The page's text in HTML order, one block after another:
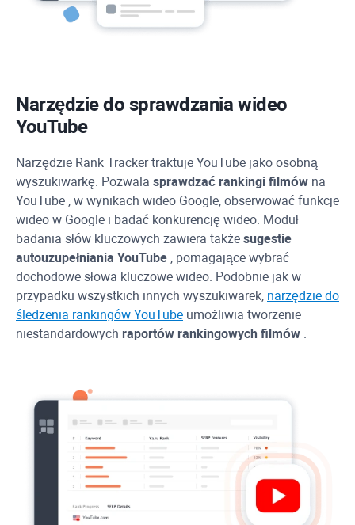
Narzędzie do sprawdzania wideo
YouTube
Narzędzie Rank Trackertraktuje YouTube jako osobną
wyszukiwarkę. Pozwala sprawdzać rankingi filmów na
YouTube , w wynikach wideo Google, obserwować funkcje
wideo w Google i badać konkurencję wideo. Moduł
badania słów kluczowych zawiera także sugestie
autouzupełniania YouTube , pomagające wybrać
dochodowe słowa kluczowe wideo. Podobnie jak w
przypadku wszystkich innych wyszukiwarek, narzędzie do
śledzenia rankingów YouTube umożliwia tworzenie
niestandardowych raportów rankingowych filmów .